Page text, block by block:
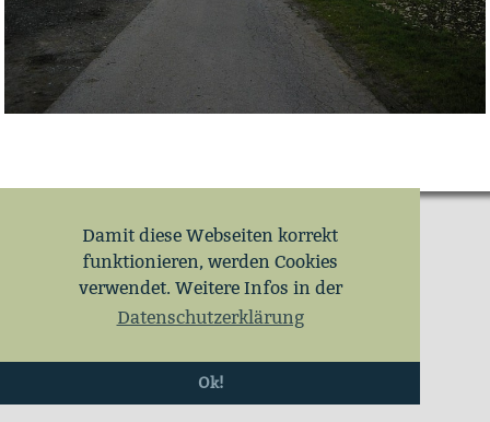
Damit diese Webseiten korrekt
funktionieren, werden Cookies
verwendet. Weitere Infos in der
Datenschutzerklärung
Ok!